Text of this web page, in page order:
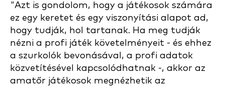
"Azt is gondolom, hogy a játékosok számára
ez egy keretet és egy viszonyítási alapot ad,
hogy tudják, hol tartanak. Ha meg tudják
nézni a profi játék követelményeit - és ehhez
a szurkolók bevonásával, a profi adatok
közvetítésével kapcsolódhatnak -, akkor az
amatőr játékosok megnézhetik az